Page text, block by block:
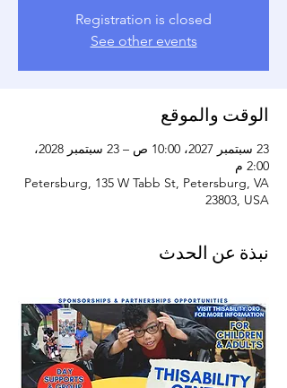
Registration is closed
See other events
الوقت والموقع
23 سبتمبر 2027، 10:00 ص – 23 سبتمبر 2028،
2:00 م
Petersburg, 135 W Tabb St, Petersburg, VA
23803, USA
نبذة عن الحدث